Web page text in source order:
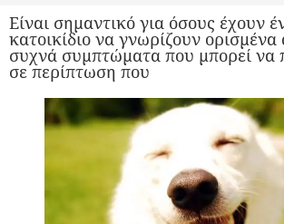
Είναι σημαντικό για όσους έχουν
κατοικίδιο να γνωρίζουν
συχνά συμπτώματα που μπορεί να
σε περίπτωση που